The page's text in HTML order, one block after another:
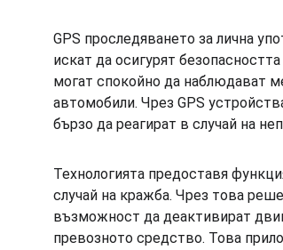
GPS проследяването за лична
искат да осигурят
могат спокойно да наблюдават
автомобили. Чрез GPS
бързо да реагират в случай на
Технологията предоставя
случай на кражба. Чрез това
възможност да деактивират
превозното средство. Това